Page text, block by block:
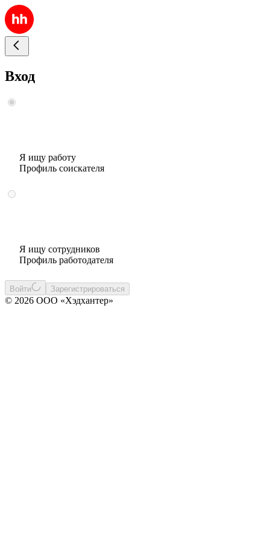
Вход
Я ищу работу
Профиль соискателя
Я ищу сотрудников
Профиль работодателя
Войти Зарегистрироваться
© 2026 ООО «Хэдхантер»